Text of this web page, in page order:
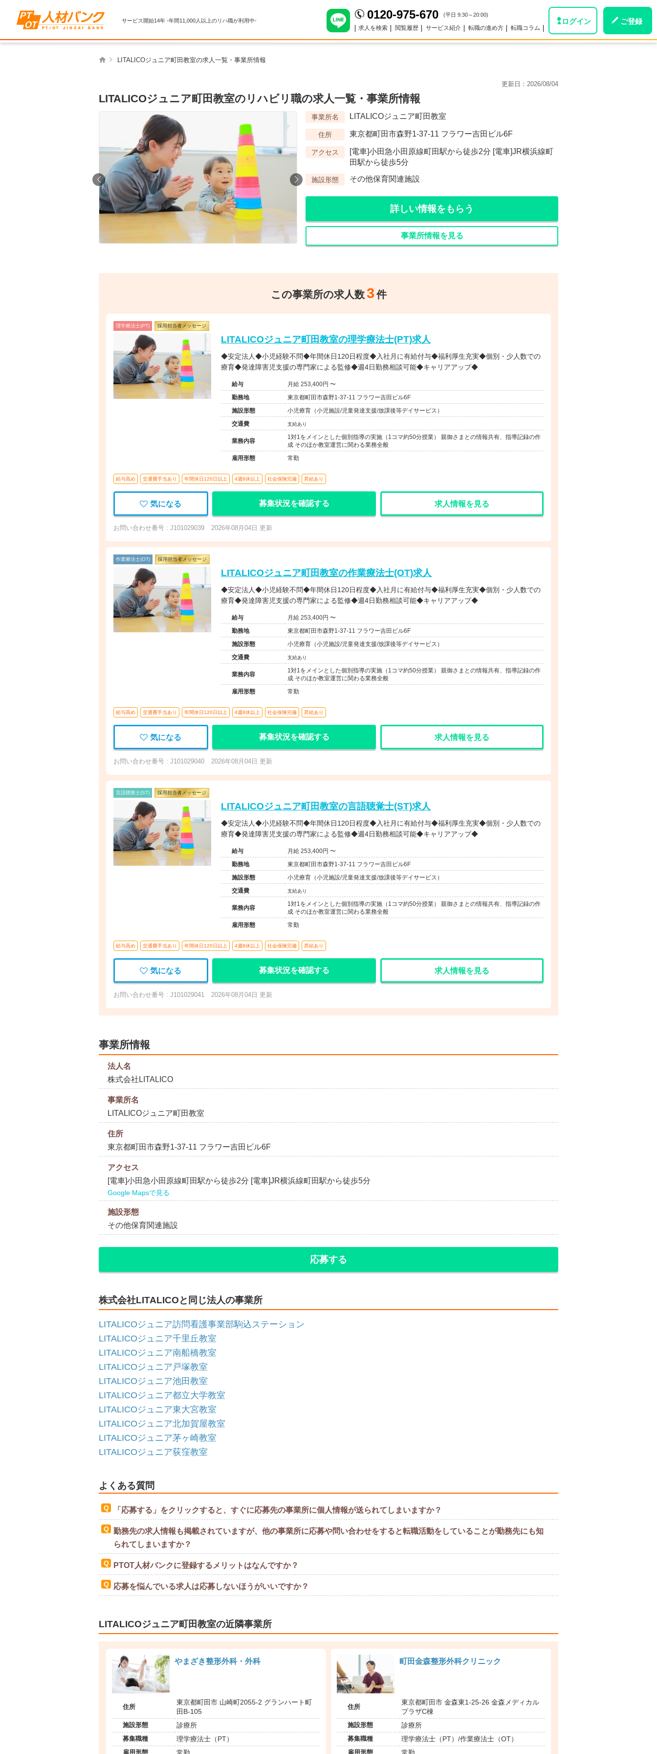
サービス開始14年 -年間11,000人以上のリハ職が利用中- 0120-975-670 (平日 9:30～20:00)
求人を検索 閲覧履歴 サービス紹介 転職の進め方 転職コラム
ログイン ご登録
LITALICOジュニア町田教室の求人一覧・事業所情報
更新日： 2026/08/04
LITALICOジュニア町田教室のリハビリ職の求人一覧・事業所情報
事業所名 LITALICOジュニア町田教室
住所 東京都町田市森野1-37-11 フラワー吉田ビル6F
アクセス
[電車]小田急小田原線町田駅から徒歩2分 [電車]JR横浜線町
田駅から徒歩5分
施設形態 その他保育関連施設
詳しい情報をもらう
事業所情報を見る
この事業所の求人数3 件
理学療法士(PT) 採用担当者メッセージ
LITALICOジュニア町田教室の理学療法士(PT)求人
◆安定法人◆小児経験不問◆年間休日120日程度◆入社月に有給付与◆福利厚生充実◆個別・少人数での
療育◆発達障害児支援の専門家による監修◆週4日勤務相談可能◆キャリアアップ◆
給与
月給 253,400円 〜
勤務地
東京都町田市森野1-37-11 フラワー吉田ビル6F
施設形態
小児療育（小児施設/児童発達支援/放課後等デイサービス）
交通費
支給あり
業務内容
1対1をメインとした個別指導の実施（1コマ約50分授業） 親御さまとの情報共有、指導記録の作
成 そのほか教室運営に関わる業務全般
雇用形態
常勤
給与高め 交通費手当あり 年間休日120日以上 4週8休以上 社会保険完備 昇給あり
気になる 募集状況を確認する 求人情報を見る
お問い合わせ番号 : J101029039 2026年08月04日 更新
作業療法士(OT) 採用担当者メッセージ
LITALICOジュニア町田教室の作業療法士(OT)求人
◆安定法人◆小児経験不問◆年間休日120日程度◆入社月に有給付与◆福利厚生充実◆個別・少人数での
療育◆発達障害児支援の専門家による監修◆週4日勤務相談可能◆キャリアアップ◆
給与
月給 253,400円 〜
勤務地
東京都町田市森野1-37-11 フラワー吉田ビル6F
施設形態
小児療育（小児施設/児童発達支援/放課後等デイサービス）
交通費
支給あり
業務内容
1対1をメインとした個別指導の実施（1コマ約50分授業） 親御さまとの情報共有、指導記録の作
成 そのほか教室運営に関わる業務全般
雇用形態
常勤
給与高め 交通費手当あり 年間休日120日以上 4週8休以上 社会保険完備 昇給あり
気になる 募集状況を確認する 求人情報を見る
お問い合わせ番号 : J101029040 2026年08月04日 更新
言語聴覚士(ST) 採用担当者メッセージ
LITALICOジュニア町田教室の言語聴覚士(ST)求人
◆安定法人◆小児経験不問◆年間休日120日程度◆入社月に有給付与◆福利厚生充実◆個別・少人数での
療育◆発達障害児支援の専門家による監修◆週4日勤務相談可能◆キャリアアップ◆
給与
月給 253,400円 〜
勤務地
東京都町田市森野1-37-11 フラワー吉田ビル6F
施設形態
小児療育（小児施設/児童発達支援/放課後等デイサービス）
交通費
支給あり
業務内容
1対1をメインとした個別指導の実施（1コマ約50分授業） 親御さまとの情報共有、指導記録の作
成 そのほか教室運営に関わる業務全般
雇用形態
常勤
給与高め 交通費手当あり 年間休日120日以上 4週8休以上 社会保険完備 昇給あり
気になる 募集状況を確認する 求人情報を見る
お問い合わせ番号 : J101029041 2026年08月04日 更新
事業所情報
法人名
株式会社LITALICO
事業所名
LITALICOジュニア町田教室
住所
東京都町田市森野1-37-11 フラワー吉田ビル6F
アクセス
[電車]小田急小田原線町田駅から徒歩2分 [電車]JR横浜線町田駅から徒歩5分
Google Mapsで見る
施設形態
その他保育関連施設
応募する
株式会社LITALICOと同じ法人の事業所
LITALICOジュニア訪問看護事業部駒込ステーション
LITALICOジュニア千里丘教室
LITALICOジュニア南船橋教室
LITALICOジュニア戸塚教室
LITALICOジュニア池田教室
LITALICOジュニア都立大学教室
LITALICOジュニア東大宮教室
LITALICOジュニア北加賀屋教室
LITALICOジュニア茅ヶ崎教室
LITALICOジュニア荻窪教室
よくある質問
「応募する」をクリックすると、すぐに応募先の事業所に個人情報が送られてしまいますか？
勤務先の求人情報も掲載されていますが、他の事業所に応募や問い合わせをすると転職活動をしていることが勤務先にも知
られてしまいますか？
PTOT人材バンクに登録するメリットはなんですか？
応募を悩んでいる求人は応募しないほうがいいですか？
LITALICOジュニア町田教室の近隣事業所
やまざき整形外科・外科
住所
東京都町田市 山崎町2055-2 グランハート町
田B-105
施設形態
診療所
募集職種
理学療法士（PT）
雇用形態
町田金森整形外科クリニック
住所
東京都町田市 金森東1-25-26 金森メディカル
プラザC棟
施設形態
診療所
募集職種
理学療法士（PT）/作業療法士（OT）
雇用形態